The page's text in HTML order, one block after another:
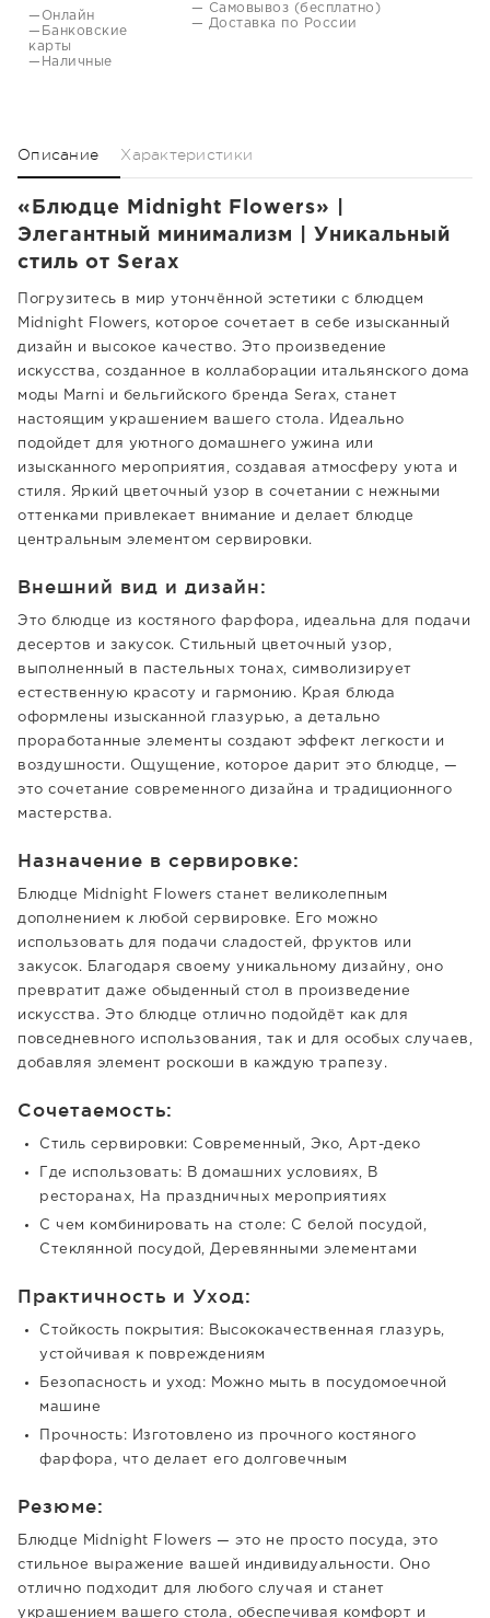
—Онлайн
—Банковские
карты
—Наличные
— Самовывоз (бесплатно)
— Доставка по России
Описание Характеристики
«Блюдце Midnight Flowers» |
Элегантный минимализм | Уникальный
стиль от Serax
Погрузитесь в мир утончённой эстетики с блюдцем
Midnight Flowers, которое сочетает в себе изысканный
дизайн и высокое качество. Это произведение
искусства, созданное в коллаборации итальянского дома
моды Marni и бельгийского бренда Serax, станет
настоящим украшением вашего стола. Идеально
подойдет для уютного домашнего ужина или
изысканного мероприятия, создавая атмосферу уюта и
стиля. Яркий цветочный узор в сочетании с нежными
оттенками привлекает внимание и делает блюдце
центральным элементом сервировки.
Внешний вид и дизайн:
Это блюдце из костяного фарфора, идеальна для подачи
десертов и закусок. Стильный цветочный узор,
выполненный в пастельных тонах, символизирует
естественную красоту и гармонию. Края блюда
оформлены изысканной глазурью, а детально
проработанные элементы создают эффект легкости и
воздушности. Ощущение, которое дарит это блюдце, —
это сочетание современного дизайна и традиционного
мастерства.
Назначение в сервировке:
Блюдце Midnight Flowers станет великолепным
дополнением к любой сервировке. Его можно
использовать для подачи сладостей, фруктов или
закусок. Благодаря своему уникальному дизайну, оно
превратит даже обыденный стол в произведение
искусства. Это блюдце отлично подойдёт как для
повседневного использования, так и для особых случаев,
добавляя элемент роскоши в каждую трапезу.
Сочетаемость:
Стиль сервировки: Современный, Эко, Арт-деко
Где использовать: В домашних условиях, В
ресторанах, На праздничных мероприятиях
С чем комбинировать на столе: С белой посудой,
Стеклянной посудой, Деревянными элементами
Практичность и Уход:
Стойкость покрытия: Высококачественная глазурь,
устойчивая к повреждениям
Безопасность и уход: Можно мыть в посудомоечной
машине
Прочность: Изготовлено из прочного костяного
фарфора, что делает его долговечным
Резюме:
Блюдце Midnight Flowers — это не просто посуда, это
стильное выражение вашей индивидуальности. Оно
отлично подходит для любого случая и станет
украшением вашего стола, обеспечивая комфорт и